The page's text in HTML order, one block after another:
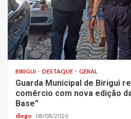
BIRIGUI DESTAQUE GERAL
Guarda Municipal de Birigui
comércio com nova edição
Base”
diego 08/08/2026